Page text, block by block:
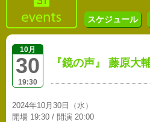
スケジュール
10月
30
19:30
『鏡の声』 藤原
2024年10月30日（水）
開場 19:30 / 開演 20:00